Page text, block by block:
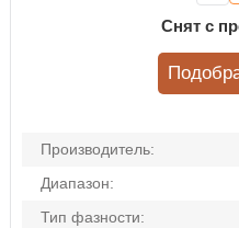
Производитель:
Диапазон:
Тип фазности:
Снят с